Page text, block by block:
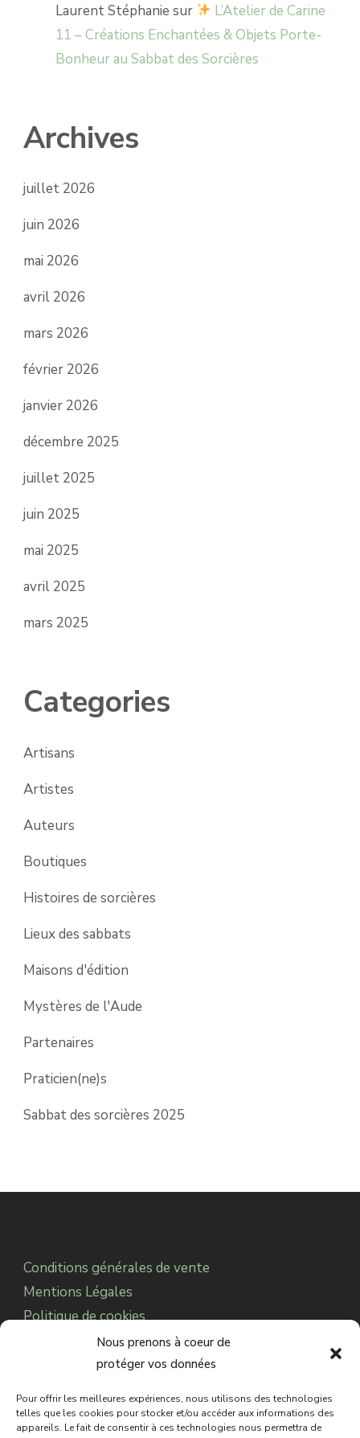
Nous prenons à coeur de
protéger vos données
Pour offrir les meilleures expériences, nous utilisons des technologies
telles que les cookies pour stocker et/ou accéder aux informations des
appareils. Le fait de consentir à ces technologies nous permettra de
Laurent Stéphanie sur
L’Atelier de Carine
11 – Créations Enchantées & Objets Porte-
Bonheur au Sabbat des Sorcières
Archives
juillet 2026
juin 2026
mai 2026
avril 2026
mars 2026
février 2026
janvier 2026
décembre 2025
juillet 2025
juin 2025
mai 2025
avril 2025
mars 2025
Categories
Artisans
Artistes
Auteurs
Boutiques
Histoires de sorcières
Lieux des sabbats
Maisons d'édition
Mystères de l'Aude
Partenaires
Praticien(ne)s
Sabbat des sorcières 2025
Conditions générales de vente
Mentions Légales
Politique de cookies
Notre Association
© 2025 CDC Paranormal.Sabbat des Sorcières